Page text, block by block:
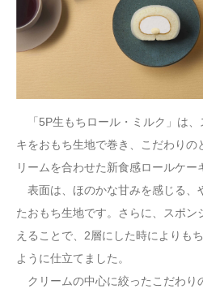
「5P生もちロール・ミルク」は、
キをおもち生地で巻き、こだわりの
リームを合わせた新食感ロールケー
表面は、ほのかな甘みを感じる、
たおもち生地です。さらに、スポン
えることで、2層にした時によりも
ように仕立てました。
クリームの中心に絞ったこだわり